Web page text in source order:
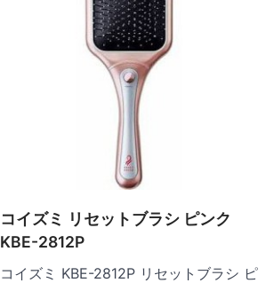
コイズミ リセットブラシ ピンク
KBE-2812P
コイズミ KBE-2812P リセットブラシ ピ